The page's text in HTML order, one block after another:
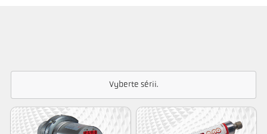
Vyberte sérii.